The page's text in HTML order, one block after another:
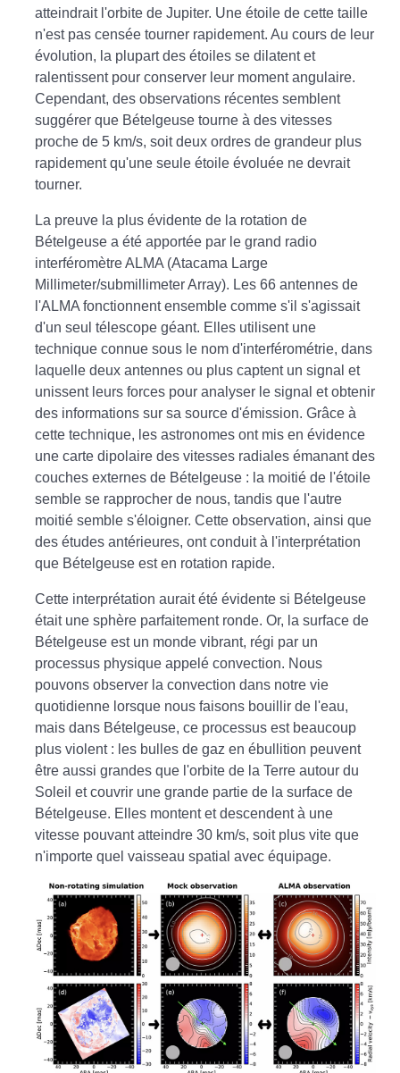
atteindrait l'orbite de Jupiter. Une étoile de cette taille
n'est pas censée tourner rapidement. Au cours de leur
évolution, la plupart des étoiles se dilatent et
ralentissent pour conserver leur moment angulaire.
Cependant, des observations récentes semblent
suggérer que Bételgeuse tourne à des vitesses
proche de 5 km/s, soit deux ordres de grandeur plus
rapidement qu'une seule étoile évoluée ne devrait
tourner.
La preuve la plus évidente de la rotation de
Bételgeuse a été apportée par le grand radio
interféromètre ALMA (Atacama Large
Millimeter/submillimeter Array). Les 66 antennes de
l'ALMA fonctionnent ensemble comme s'il s'agissait
d'un seul télescope géant. Elles utilisent une
technique connue sous le nom d'interférométrie, dans
laquelle deux antennes ou plus captent un signal et
unissent leurs forces pour analyser le signal et obtenir
des informations sur sa source d'émission. Grâce à
cette technique, les astronomes ont mis en évidence
une carte dipolaire des vitesses radiales émanant des
couches externes de Bételgeuse : la moitié de l'étoile
semble se rapprocher de nous, tandis que l'autre
moitié semble s'éloigner. Cette observation, ainsi que
des études antérieures, ont conduit à l'interprétation
que Bételgeuse est en rotation rapide.
Cette interprétation aurait été évidente si Bételgeuse
était une sphère parfaitement ronde. Or, la surface de
Bételgeuse est un monde vibrant, régi par un
processus physique appelé convection. Nous
pouvons observer la convection dans notre vie
quotidienne lorsque nous faisons bouillir de l'eau,
mais dans Bételgeuse, ce processus est beaucoup
plus violent : les bulles de gaz en ébullition peuvent
être aussi grandes que l'orbite de la Terre autour du
Soleil et couvrir une grande partie de la surface de
Bételgeuse. Elles montent et descendent à une
vitesse pouvant atteindre 30 km/s, soit plus vite que
n'importe quel vaisseau spatial avec équipage.